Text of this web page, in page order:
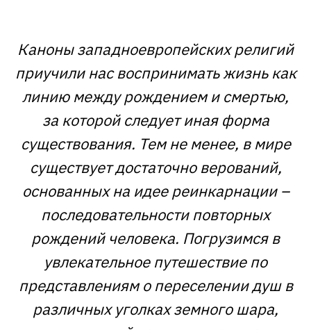
Каноны западноевропейских религий
приучили нас воспринимать жизнь как
линию между рождением и смертью,
за которой следует иная форма
существования. Тем не менее, в мире
существует достаточно верований,
основанных на идее реинкарнации –
последовательности повторных
рождений человека. Погрузимся в
увлекательное путешествие по
представлениям о переселении душ в
различных уголках земного шара,